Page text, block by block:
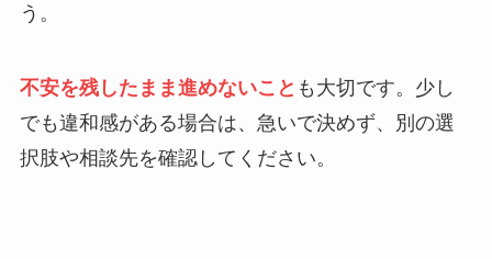
う。
不安を残したまま進めないこと も大切です。少し
でも違和感がある場合は、急いで決めず、別の選
択肢や相談先を確認してください。